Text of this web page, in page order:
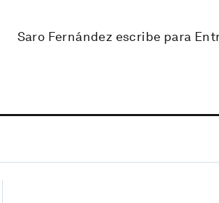
Saro Fernández escribe para